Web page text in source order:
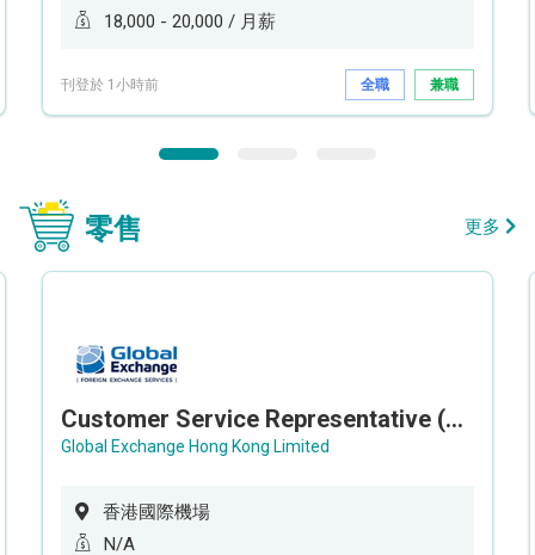
18,000 - 20,000 / 月薪
刊登於 1小時前 全職 兼職
零售 更多
Customer Service Representative (Airport)
Global Exchange Hong Kong Limited
香港國際機場
N/A